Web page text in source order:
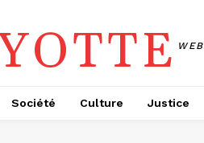
WEB
Société Culture Justice